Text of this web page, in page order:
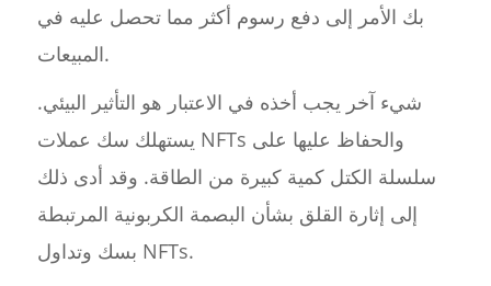
بك الأمر إلى دفع رسوم أكثر مما تحصل عليه في
المبيعات.
شيء آخر يجب أخذه في الاعتبار هو التأثير البيئي.
يستهلك سك عملات NFTs والحفاظ عليها على
سلسلة الكتل كمية كبيرة من الطاقة. وقد أدى ذلك
إلى إثارة القلق بشأن البصمة الكربونية المرتبطة
بسك وتداول NFTs.